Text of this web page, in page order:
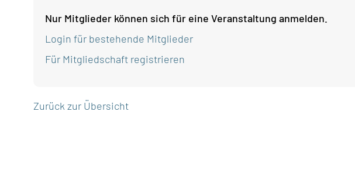
Nur Mitglieder können sich für eine Veranstaltung anmelden.
Login für bestehende Mitglieder
Für Mitgliedschaft registrieren
Zurück zur Übersicht